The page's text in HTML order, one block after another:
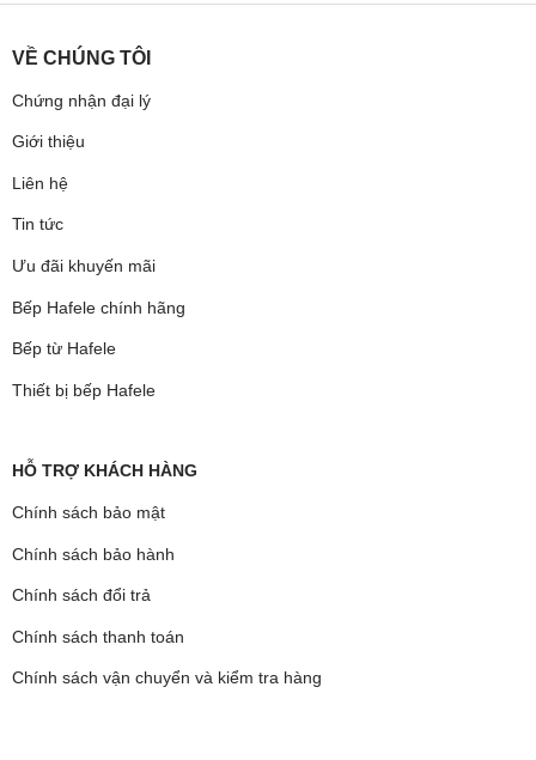
VỀ CHÚNG TÔI
Chứng nhận đại lý
Giới thiệu
Liên hệ
Tin tức
Ưu đãi khuyến mãi
Bếp Hafele chính hãng
Bếp từ Hafele
Thiết bị bếp Hafele
HỖ TRỢ KHÁCH HÀNG
Chính sách bảo mật
Chính sách bảo hành
Chính sách đổi trả
Chính sách thanh toán
Chính sách vận chuyển và kiểm tra hàng